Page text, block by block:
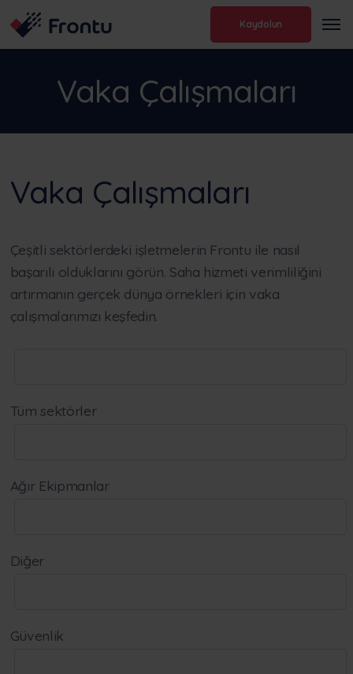
Kaydolun
Vaka Çalışmaları
Vaka Çalışmaları
Çeşitli sektörlerdeki işletmelerin Frontu ile nasıl
başarılı olduklarını görün. Saha hizmeti verimliliğini
artırmanın gerçek dünya örnekleri için vaka
çalışmalarımızı keşfedin.
Tüm sektörler
Ağır Ekipmanlar
Diğer
Güvenlik